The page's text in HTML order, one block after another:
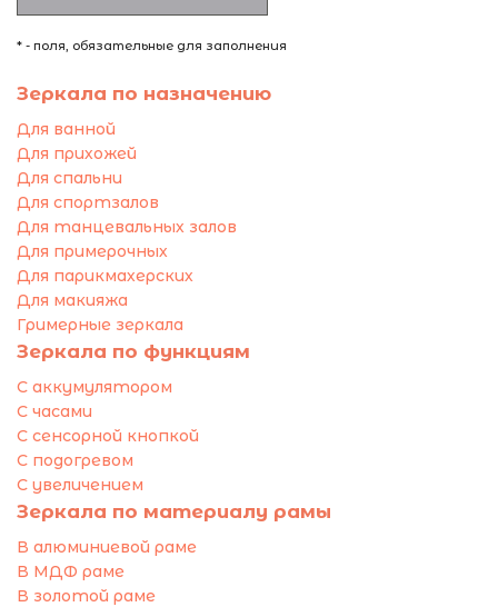
* - поля, обязательные для заполнения
Зеркала по назначению
Для ванной
Для прихожей
Для спальни
Для спортзалов
Для танцевальных залов
Для примерочных
Для парикмахерских
Для макияжа
Гримерные зеркала
Зеркала по функциям
С аккумулятором
С часами
С сенсорной кнопкой
С подогревом
С увеличением
Зеркала по материалу рамы
В алюминиевой раме
В МДФ раме
В золотой раме